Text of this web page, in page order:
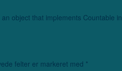
object that implements Countable in
felter er markeret med *